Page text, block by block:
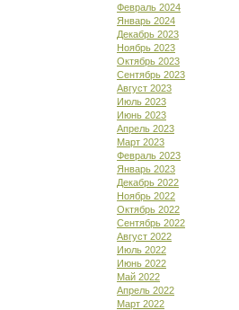
Февраль 2024
Январь 2024
Декабрь 2023
Ноябрь 2023
Октябрь 2023
Сентябрь 2023
Август 2023
Июль 2023
Июнь 2023
Апрель 2023
Март 2023
Февраль 2023
Январь 2023
Декабрь 2022
Ноябрь 2022
Октябрь 2022
Сентябрь 2022
Август 2022
Июль 2022
Июнь 2022
Май 2022
Апрель 2022
Март 2022